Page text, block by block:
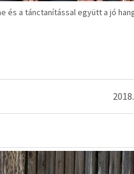
és a tánctanítással együtt a jó